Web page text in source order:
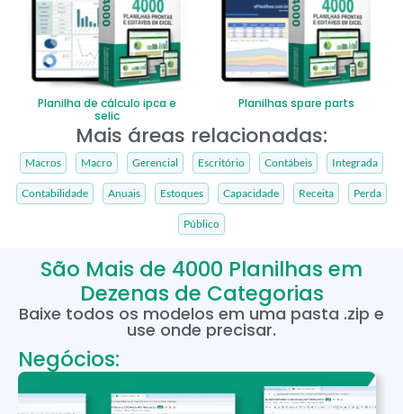
Planilha de cálculo ipca e
selic
Planilhas spare parts
Mais áreas relacionadas:
Macros Macro Gerencial Escritório Contábeis Integrada
Contabilidade Anuais Estoques Capacidade Receita Perda
Público
São Mais de 4000 Planilhas em
Dezenas de Categorias
Baixe todos os modelos em uma pasta .zip e
use onde precisar.
Negócios: